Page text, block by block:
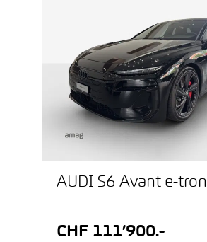
AUDI S6 Avant e-tron
CHF 111’900.-